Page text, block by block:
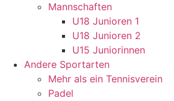
Mannschaften
U18 Junioren 1
U18 Junioren 2
U15 Juniorinnen
Andere Sportarten
Mehr als ein Tennisverein
Padel